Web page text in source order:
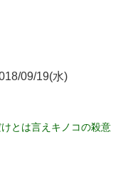
09/19(水)
とは言えキノコの殺意